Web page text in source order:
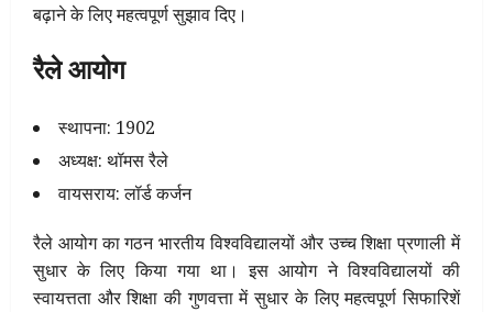
बढ़ाने के लिए महत्वपूर्ण सुझाव दिए।
रैले आयोग
स्थापना: 1902
अध्यक्ष: थॉमस रैले
वायसराय: लॉर्ड कर्जन
रैले आयोग का गठन भारतीय विश्वविद्यालयों और उच्च शिक्षा प्रणाली में
सुधार के लिए किया गया था। इस आयोग ने विश्वविद्यालयों की
स्वायत्तता और शिक्षा की गुणवत्ता में सुधार के लिए महत्वपूर्ण सिफारिशें